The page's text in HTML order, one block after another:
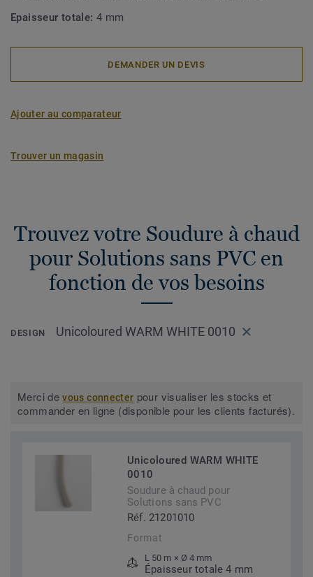
Epaisseur totale: 4 mm
DEMANDER UN DEVIS
Ajouter au comparateur
Trouver un magasin
Trouvez votre Soudure à chaud
pour Solutions sans PVC en
fonction de vos besoins
DESIGN Unicoloured WARM WHITE 0010
Merci devous connecter pour visualiser les stocks et
commander en ligne (disponible pour les clients facturés).
Unicoloured WARM WHITE
0010
Soudure à chaud pour
Solutions sans PVC
Réf. 21201010
Format
L 50 m × Ø 4 mm
Épaisseur totale 4 mm